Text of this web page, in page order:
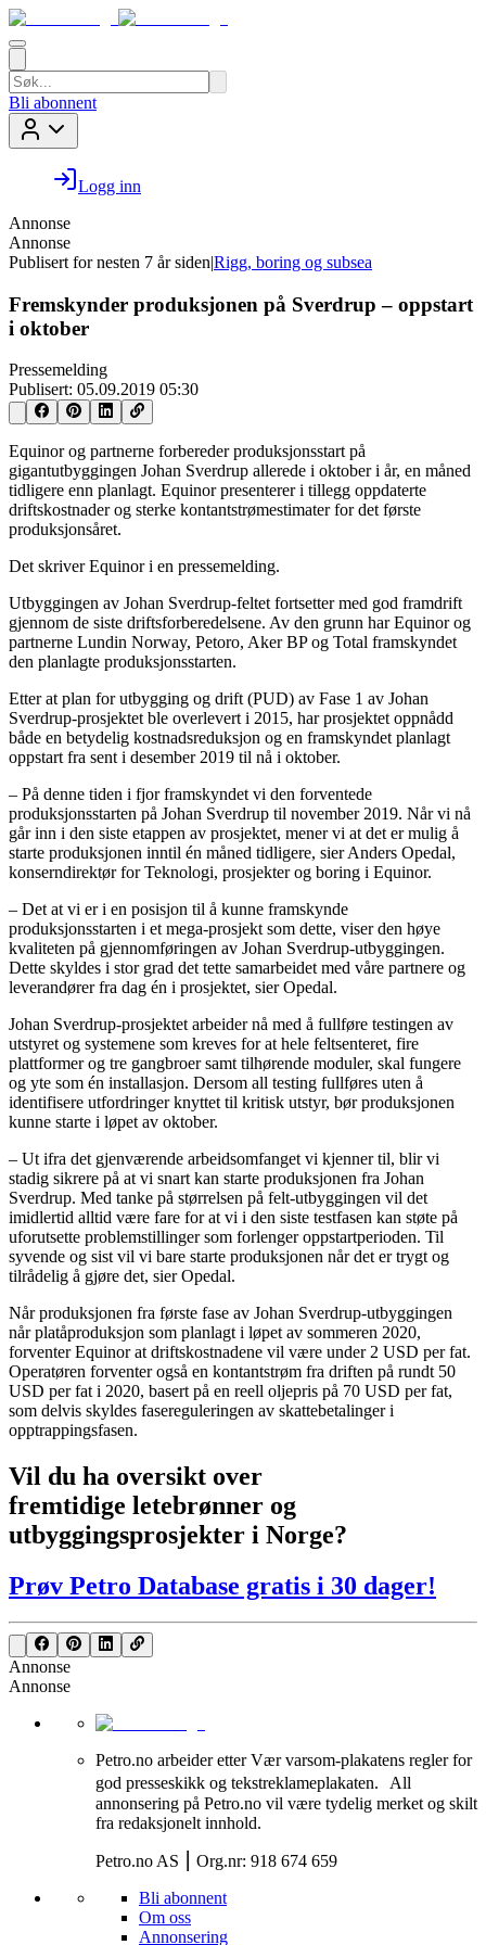
Bli abonnent
Logg inn
Annonse
Annonse
Publisert for nesten 7 år siden|Rigg, boring og subsea
Fremskynder produksjonen på Sverdrup – oppstart
i oktober
Pressemelding
Publisert: 05.09.2019 05:30
Equinor og partnerne forbereder produksjonsstart på
gigantutbyggingen Johan Sverdrup allerede i oktober i år, en måned
tidligere enn planlagt. Equinor presenterer i tillegg oppdaterte
driftskostnader og sterke kontantstrømestimater for det første
produksjonsåret.
Det skriver Equinor i en pressemelding.
Utbyggingen av Johan Sverdrup-feltet fortsetter med god framdrift
gjennom de siste driftsforberedelsene. Av den grunn har Equinor og
partnerne Lundin Norway, Petoro, Aker BP og Total framskyndet
den planlagte produksjonsstarten.
Etter at plan for utbygging og drift (PUD) av Fase 1 av Johan
Sverdrup-prosjektet ble overlevert i 2015, har prosjektet oppnådd
både en betydelig kostnadsreduksjon og en framskyndet planlagt
oppstart fra sent i desember 2019 til nå i oktober.
– På denne tiden i fjor framskyndet vi den forventede
produksjonsstarten på Johan Sverdrup til november 2019. Når vi nå
går inn i den siste etappen av prosjektet, mener vi at det er mulig å
starte produksjonen inntil én måned tidligere, sier Anders Opedal,
konserndirektør for Teknologi, prosjekter og boring i Equinor.
– Det at vi er i en posisjon til å kunne framskynde
produksjonsstarten i et mega-prosjekt som dette, viser den høye
kvaliteten på gjennomføringen av Johan Sverdrup-utbyggingen.
Dette skyldes i stor grad det tette samarbeidet med våre partnere og
leverandører fra dag én i prosjektet, sier Opedal.
Johan Sverdrup-prosjektet arbeider nå med å fullføre testingen av
utstyret og systemene som kreves for at hele feltsenteret, fire
plattformer og tre gangbroer samt tilhørende moduler, skal fungere
og yte som én installasjon. Dersom all testing fullføres uten å
identifisere utfordringer knyttet til kritisk utstyr, bør produksjonen
kunne starte i løpet av oktober.
– Ut ifra det gjenværende arbeidsomfanget vi kjenner til, blir vi
stadig sikrere på at vi snart kan starte produksjonen fra Johan
Sverdrup. Med tanke på størrelsen på felt-utbyggingen vil det
imidlertid alltid være fare for at vi i den siste testfasen kan støte på
uforutsette problemstillinger som forlenger oppstartperioden. Til
syvende og sist vil vi bare starte produksjonen når det er trygt og
tilrådelig å gjøre det, sier Opedal.
Når produksjonen fra første fase av Johan Sverdrup-utbyggingen
når platåproduksjon som planlagt i løpet av sommeren 2020,
forventer Equinor at driftskostnadene vil være under 2 USD per fat.
Operatøren forventer også en kontantstrøm fra driften på rundt 50
USD per fat i 2020, basert på en reell oljepris på 70 USD per fat,
som delvis skyldes fasereguleringen av skattebetalinger i
opptrappingsfasen.
Vil du ha oversikt over
fremtidige letebrønner og
utbyggingsprosjekter i Norge?
Prøv Petro Database gratis i 30 dager!
Annonse
Annonse
Petro.no arbeider etter Vær varsom-plakatens regler for
god presseskikk og tekstreklameplakaten. All
annonsering på Petro.no vil være tydelig merket og skilt
fra redaksjonelt innhold.
Petro.no AS ⎮ Org.nr: 918 674 659
Bli abonnent
Om oss
Annonsering